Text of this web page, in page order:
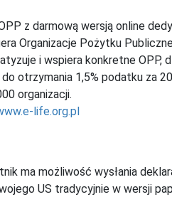
z darmową wersją online
Organizacje Pożytku
i wspiera konkretne
otrzymania 1,5% podatku za
organizacji.
life.org.pl
ma możliwość wysłania
US tradycyjnie w wersji